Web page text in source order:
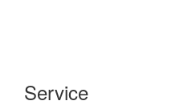
Service